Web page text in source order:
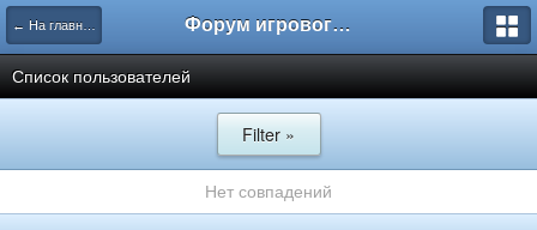
← На главную Форум игрового проекта Riverrise
Список пользователей
Filter »
Нет совпадений